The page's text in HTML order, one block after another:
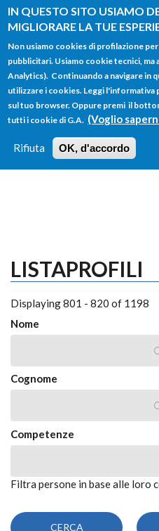
IN QUESTO SITO USIAMO
MIGLIORARE LA TUE
Non usiamo cookies di profilazione
pubblicitari. Usiamo cookie tecnici,
Analytics). Continuando a navigare in
utilizzare i cookies. Leggi l'informativa
sul tuo browser. Oppure premi il
tutti i cookie di G.A. (Voglio
Rifiuta OK, d'accordo
Salta al contenuto principale
FORM
DI
RICERCA
Main menu
HOME TUTTI I PROFILI
LOGIN
LISTAPROFILI
Displaying 801 - 820 of 1198
Nome
Cognome
Competenze
Filtra persone in base alle loro